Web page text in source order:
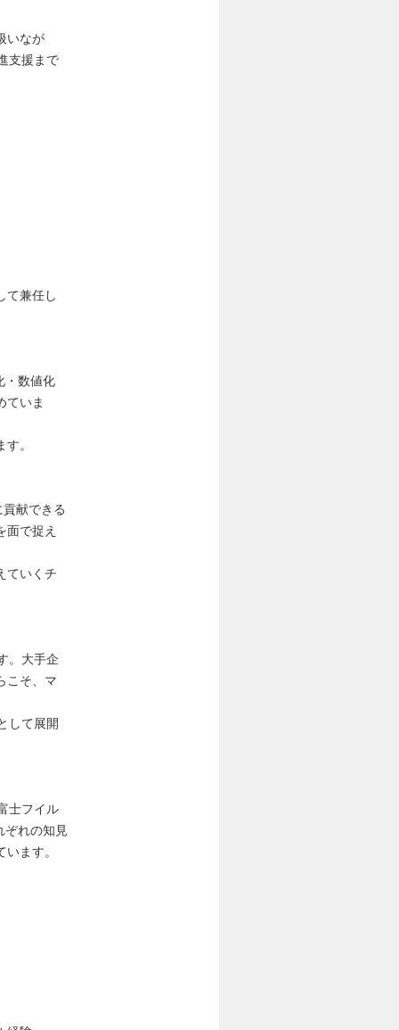
いなが
支援まで
て兼任し
・数値化
ていま
。
献できる
面で捉え
ていくチ
。大手企
こそ、マ
して展開
士フイル
ぞれの知見
ます。